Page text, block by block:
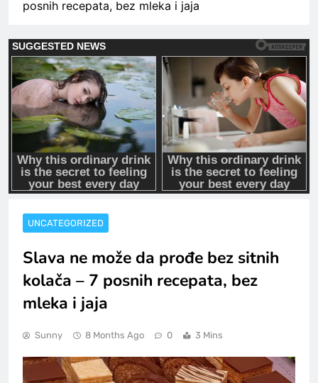
posnih recepata, bez mleka i jaja
UNCATEGORIZED
Slava ne može da prođe bez sitnih
kolača – 7 posnih recepata, bez
mleka i jaja
Sunny 8 Months Ago 0 3 Mins